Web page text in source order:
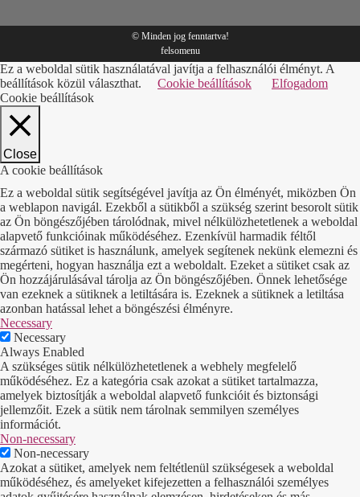
© Minden jog fenntartva!
felsomenu
Ez a weboldal sütik használatával javítja a felhasználói élményt. A
beállítások közül választhat.
Cookie beállítások
Elfogadom
Cookie beállítások
Close
A cookie beállítások
Ez a weboldal sütik segítségével javítja az Ön élményét, miközben Ön
a weblapon navigál. Ezekből a sütikből a szükség szerint besorolt sütik
az Ön böngészőjében tárolódnak, mivel nélkülözhetetlenek a weboldal
alapvető funkcióinak működéséhez. Ezenkívül harmadik féltől
származó sütiket is használunk, amelyek segítenek nekünk elemezni és
megérteni, hogyan használja ezt a weboldalt. Ezeket a sütiket csak az
Ön hozzájárulásával tárolja az Ön böngészőjében. Önnek lehetősége
van ezeknek a sütiknek a letiltására is. Ezeknek a sütiknek a letiltása
azonban hatással lehet a böngészési élményre.
Necessary
Necessary
Always Enabled
A szükséges sütik nélkülözhetetlenek a webhely megfelelő
működéséhez. Ez a kategória csak azokat a sütiket tartalmazza,
amelyek biztosítják a weboldal alapvető funkcióit és biztonsági
jellemzőit. Ezek a sütik nem tárolnak semmilyen személyes
információt.
Non-necessary
Non-necessary
Azokat a sütiket, amelyek nem feltétlenül szükségesek a weboldal
működéséhez, és amelyeket kifejezetten a felhasználói személyes